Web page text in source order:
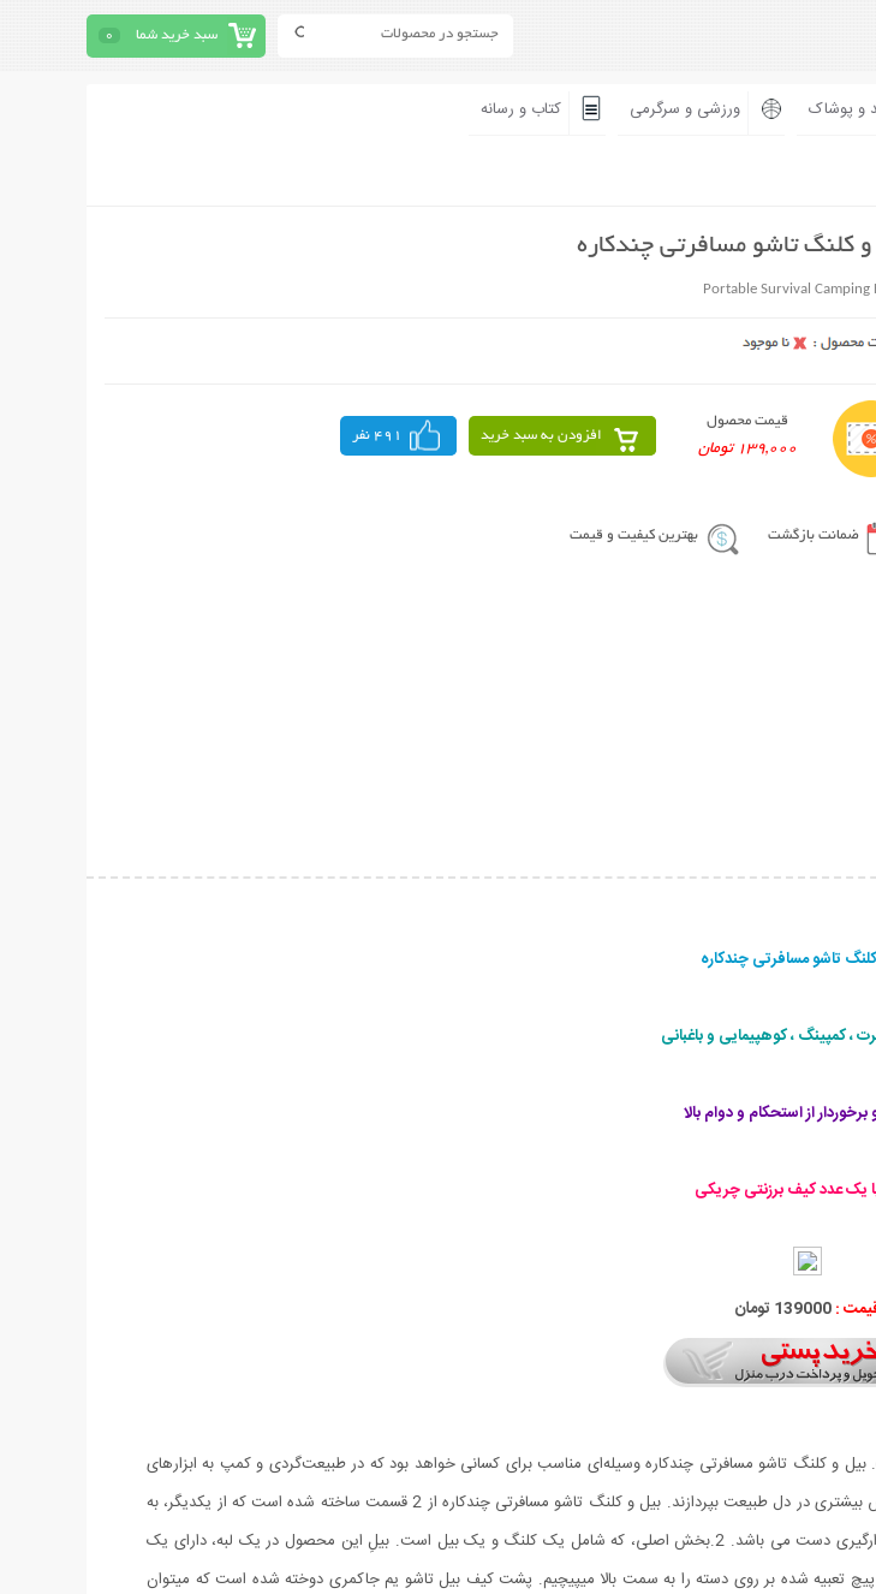
سبد خرید شما 0
و پوشاک ورزشی و سرگرمی کتاب و رسانه
کلنگ تاشو مسافرتی چندکاره
Portable Survival Camping
قیمت محصول
139,000 تومان
افزودن به سبد خرید 491 نفر
ضمانت بازگشت بهترین کیفیت و قیمت
تاشو مسافرتی چندکاره
، کمپینگ ، کوهپیمایی و باغبانی
از استحکام و دوام بالا
یک عدد کیف برزنتی چریکی
:139000 تومان
و کلنگ تاشو مسافرتی چندکاره وسیله‌ای مناسب برای کسانی خواهد بود که در طبیعت‌گردی و کمپ به ابزارهای
نظیر این بیلچه نیاز دارد تا علاوه بر راحتی بیشتر در کار برپاساختن وسایل کمپ بتوانند به کنکاش بیشتری در دل طبیعت بپردازند. بیل و کلنگ تاشو مسافرتی چندکاره از 2 قسمت ساخته شده است که از یکدیگر، به
صورت پیچی قابل جدا شدن هستند. 1.دسته، که شامل یک بخش پلاستیکی است که محل قرارگیری دست می باشد. 2.بخش اصلی، که شامل یک کلنگ و یک بیل است. بیلِ این محصول در یک لبه، دارای یک
تعبیه شده بر روی دسته را به سمت بالا میپیچیم. پشت کیف بیل تاشو یم جاکمری دوخته شده است که میتوان